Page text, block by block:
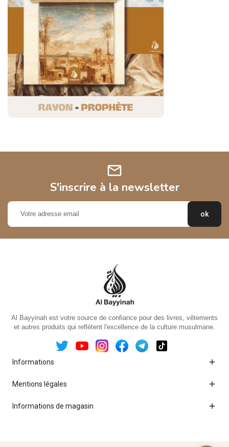
mail
S'inscrire à la newsletter
Al Bayyinah est votre source de confiance pour des livres, vêtements
et autres produits qui reflètent l'excellence de la culture musulmane.
Informations 
Mentions légales 
Informations de magasin 